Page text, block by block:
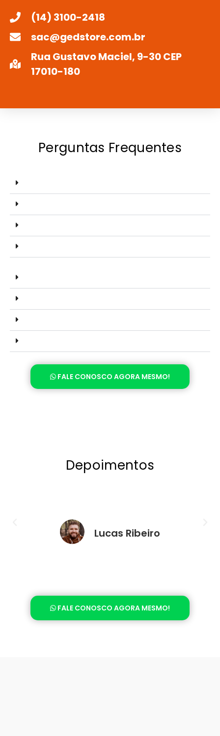
(14) 3100-2418
sac@gedstore.com.br
Rua Gustavo Maciel, 9-30 CEP
17010-180
Perguntas Frequentes
FALE CONOSCO AGORA MESMO!
Depoimentos
Lucas Ribeiro
FALE CONOSCO AGORA MESMO!